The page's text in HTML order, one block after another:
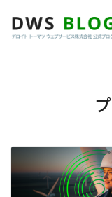
プログラミング